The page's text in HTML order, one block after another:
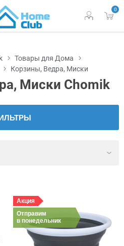
0
Товары для Дома
Корзины, Ведра, Миски
Миски Chomik
Акция
Отправим
в понедельник